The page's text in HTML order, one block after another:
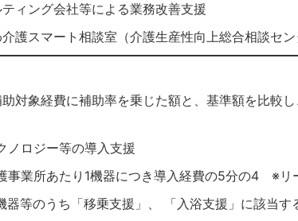
ィング会社等による業務改善支援
護スマート相談室（介護生産性向上総合相談セ
対象経費に補助率を乗じた額と、基準額を比較
ノロジー等の導入支援
事業所あたり1機器につき導入経費の5分の4 ※リ
等のうち「移乗支援」、 「入浴支援」に該当す